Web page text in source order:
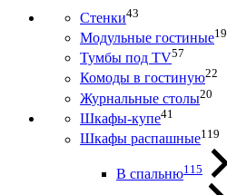
Стенки43
Модульные гостиные19
Тумбы под ТV57
Комоды в гостиную22
Журнальные столы20
Шкафы-купе41
Шкафы распашные119
В спальню115